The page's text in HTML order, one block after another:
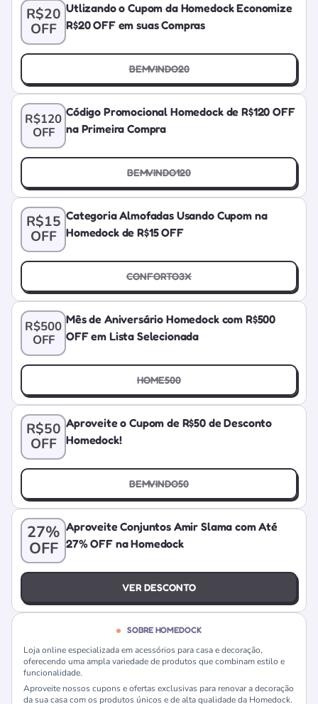
R$20
OFF
Utlizando o Cupom da Homedock Economize
R$20 OFF em suas Compras
BEMVINDO20
R$120
OFF
Código Promocional Homedock de R$120 OFF
na Primeira Compra
BEMVINDO120
R$15
OFF
Categoria Almofadas Usando Cupom na
Homedock de R$15 OFF
CONFORTO3X
R$500
OFF
Mês de Aniversário Homedock com R$500
OFF em Lista Selecionada
HOME500
R$50
OFF
Aproveite o Cupom de R$50 de Desconto
Homedock!
BEMVINDO50
27%
OFF
Aproveite Conjuntos Amir Slama com Até
27% OFF na Homedock
VER DESCONTO
SOBRE HOMEDOCK
Loja online especializada em acessórios para casa e decoração,
oferecendo uma ampla variedade de produtos que combinam estilo e
funcionalidade.
Aproveite nossos cupons e ofertas exclusivas para renovar a decoração
da sua casa com os produtos únicos e de alta qualidade da Homedock.